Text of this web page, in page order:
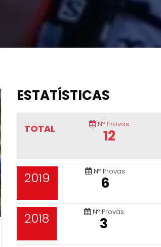
ESTATÍSTICAS
TOTAL Nº Provas
12
2019 Nº Provas
6
2018 Nº Provas
3